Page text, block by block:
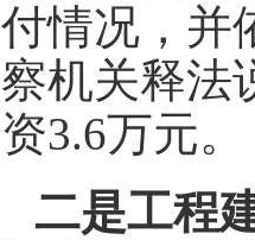
付情况，并
察机关释法
资3.6万元。
二是工程